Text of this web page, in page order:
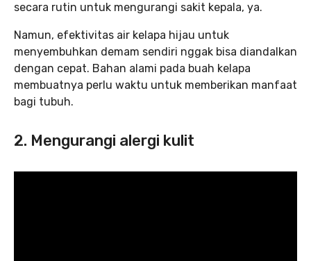
secara rutin untuk mengurangi sakit kepala, ya.
Namun, efektivitas air kelapa hijau untuk
menyembuhkan demam sendiri nggak bisa diandalkan
dengan cepat. Bahan alami pada buah kelapa
membuatnya perlu waktu untuk memberikan manfaat
bagi tubuh.
2. Mengurangi alergi kulit